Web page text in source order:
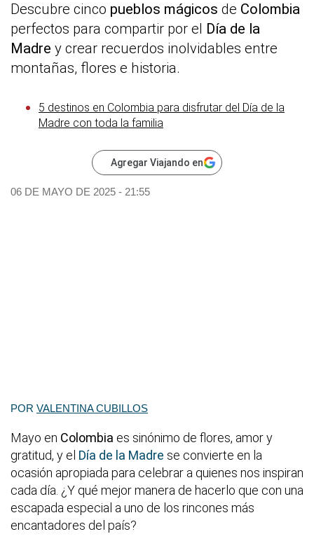
Descubre cinco pueblos mágicos de Colombia
perfectos para compartir por el Día de la
Madre y crear recuerdos inolvidables entre
montañas, flores e historia.
5 destinos en Colombia para disfrutar del Día de la
Madre con toda la familia
Agregar Viajando en
06 DE MAYO DE 2025 - 21:55
POR VALENTINA CUBILLOS
Mayo en Colombia es sinónimo de flores, amor y
gratitud, y el Día de la Madre se convierte en la
ocasión apropiada para celebrar a quienes nos inspiran
cada día. ¿Y qué mejor manera de hacerlo que con una
escapada especial a uno de los rincones más
encantadores del país?